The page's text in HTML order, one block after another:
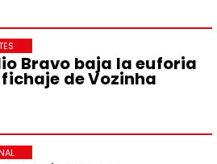
Bravo baja la euforia
de Vozinha